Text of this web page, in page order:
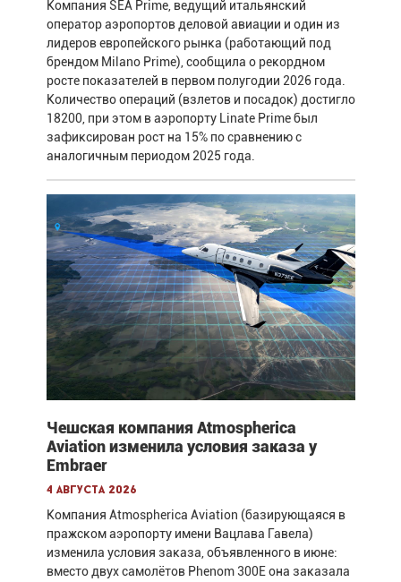
Компания SEA Prime, ведущий итальянский
оператор аэропортов деловой авиации и один из
лидеров европейского рынка (работающий под
брендом Milano Prime), сообщила о рекордном
росте показателей в первом полугодии 2026 года.
Количество операций (взлетов и посадок) достигло
18200, при этом в аэропорту Linate Prime был
зафиксирован рост на 15% по сравнению с
аналогичным периодом 2025 года.
Чешская компания Atmospherica
Aviation изменила условия заказа у
Embraer
4 августа 2026
Компания Atmospherica Aviation (базирующаяся в
пражском аэропорту имени Вацлава Гавела)
изменила условия заказа, объявленного в июне:
вместо двух самолётов Phenom 300E она заказала